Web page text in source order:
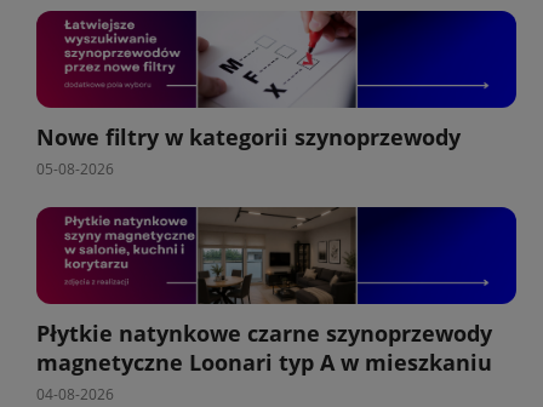
Nowe filtry w kategorii szynoprzewody
05-08-2026
Płytkie natynkowe czarne szynoprzewody
magnetyczne Loonari typ A w mieszkaniu
04-08-2026